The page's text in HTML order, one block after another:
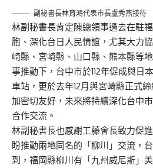
副秘書長林育鴻代表市長盧秀燕接待
林副秘書長肯定陳總領事過去在駐
胞、深化台日人民情誼，尤其大力
崎縣、宮崎縣、山口縣、熊本縣等
事推動下，台中市於112年促成與日
車站，更於去年12月與宮崎縣正式
加密切友好，未來將持續深化台中
合作交流。
林副秘書長也感謝工藤會長致力促
盼推動兩地同名的「柳川」交流，
到，福岡縣柳川有「九州威尼斯」